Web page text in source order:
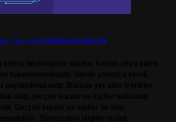
live:.cid.575569c608265c69